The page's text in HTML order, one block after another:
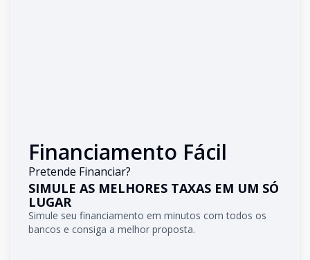
Financiamento Fácil
Pretende Financiar?
SIMULE AS MELHORES TAXAS EM UM SÓ
LUGAR
Simule seu financiamento em minutos com todos os
bancos e consiga a melhor proposta.